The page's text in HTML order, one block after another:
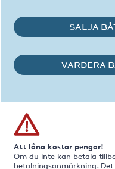
SÄLJA
VÄRDERA
Att låna kostar pengar!
Om du inte kan betala
betalningsanmärkning.